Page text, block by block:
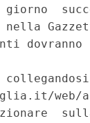
giorno
nella
dovranno